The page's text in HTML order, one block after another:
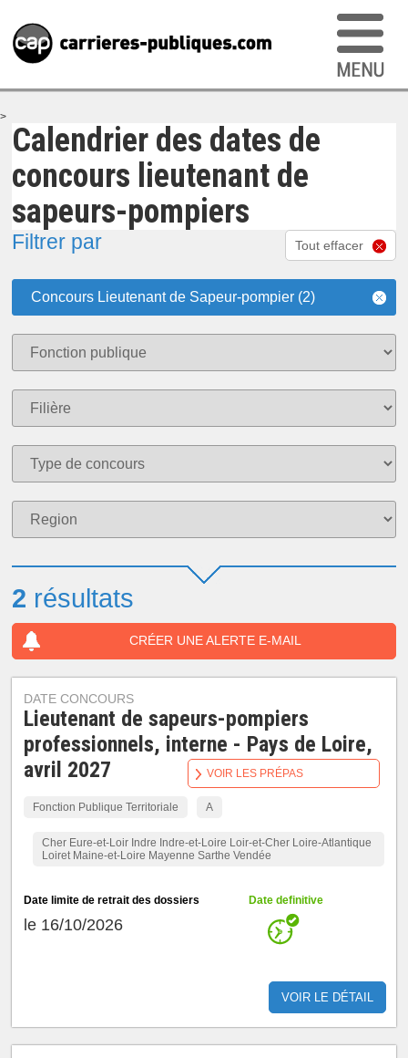
>
Calendrier des dates de
concours lieutenant de
sapeurs-pompiers
Filtrer par Tout effacer
Concours Lieutenant de Sapeur-pompier (2)
2 résultats
CRÉER UNE ALERTE E-MAIL
DATE CONCOURS
Lieutenant de sapeurs-pompiers
professionnels, interne - Pays de Loire,
avril 2027
Fonction Publique Territoriale A
Cher Eure-et-Loir Indre Indre-et-Loire Loir-et-Cher Loire-Atlantique
Loiret Maine-et-Loire Mayenne Sarthe Vendée
Date limite de retrait des dossiers
le 16/10/2026
Date definitive
VOIR LE DÉTAIL
VOIR LES PRÉPAS